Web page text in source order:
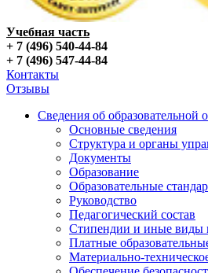
Учебная часть
+ 7 (496) 540-44-84
+ 7 (496) 547-44-84
Контакты
Отзывы
Сведения об образовательной
Основные сведения
Структура и органы
Документы
Образование
Образовательные
Руководство
Педагогический состав
Стипендии и иные виды
Платные
Материально-